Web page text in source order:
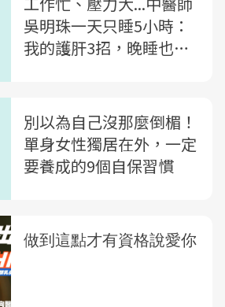
吳明珠一天只睡5小時：
我的護肝3招，晚睡也不
別以為自己沒那麼倒楣！
單身女性獨居在外，一定
要養成的9個自保習慣